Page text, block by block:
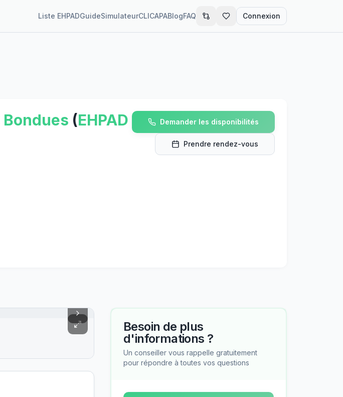
Liste EHPADGuideSimulateurCLICAPABlogFAQ Connexion
Bondues (EHPAD
Demander les disponibilités
Prendre rendez-vous
Besoin de plus
d'informations ?
Un conseiller vous rappelle gratuitement
pour répondre à toutes vos questions